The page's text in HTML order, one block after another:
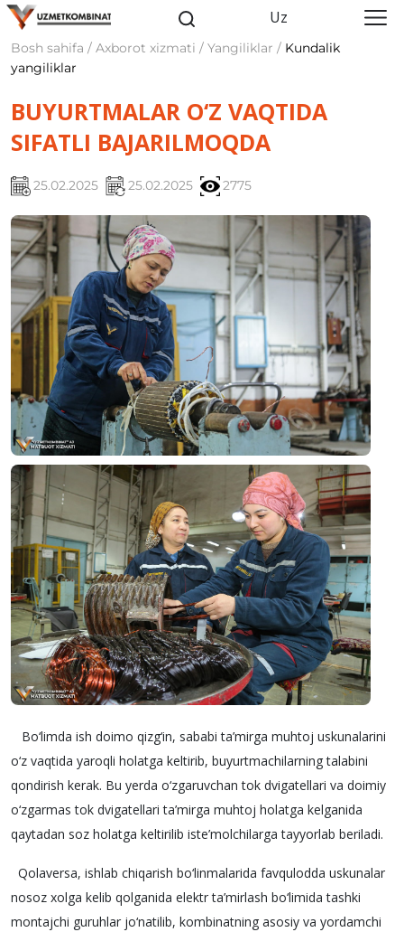
Uz
Bosh sahifa / Axborot xizmati / Yangiliklar / Kundalik
yangiliklar
BUYURTMALAR O‘Z VAQTIDA
SIFATLI BAJARILMOQDA
25.02.2025 25.02.2025 2775
Bo‘limda ish doimo qizg‘in, sababi ta’mirga muhtoj uskunalarini
o‘z vaqtida yaroqli holatga keltirib, buyurtmachilarning talabini
qondirish kerak. Bu yerda o‘zgaruvchan tok dvigatellari va doimiy
o‘zgarmas tok dvigatellari ta’mirga muhtoj holatga kelganida
qaytadan soz holatga keltirilib iste’molchilarga tayyorlab beriladi.
Qolaversa, ishlab chiqarish bo‘linmalarida favqulodda uskunalar
nosoz xolga kelib qolganida elektr ta’mirlash bo‘limida tashki
montajchi guruhlar jo‘natilib, kombinatning asosiy va yordamchi